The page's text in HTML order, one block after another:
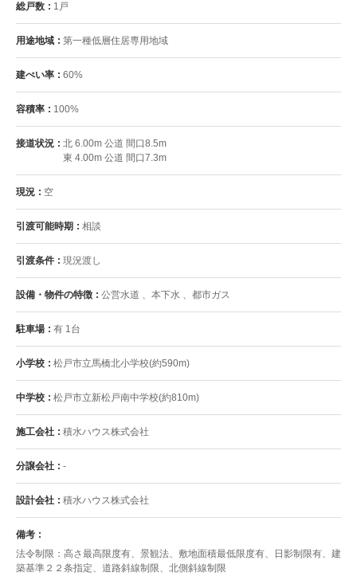
総戸数 1戸
用途地域 第一種低層住居専用地域
建ぺい率 60%
容積率 100%
接道状況
北 6.00m 公道 間口8.5m
東 4.00m 公道 間口7.3m
現況 空
引渡可能時期 相談
引渡条件 現況渡し
設備・物件の特徴 公営水道 、本下水 、都市ガス
駐車場 有 1台
小学校 松戸市立馬橋北小学校(約590m)
中学校 松戸市立新松戸南中学校(約810m)
施工会社 積水ハウス株式会社
分譲会社 -
設計会社 積水ハウス株式会社
備考
法令制限：高さ最高限度有、景観法、敷地面積最低限度有、日影制限有、建
築基準２２条指定、道路斜線制限、北側斜線制限